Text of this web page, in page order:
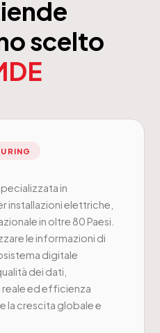
scelto
in
installazioni elettriche,
in oltre 80 Paesi.
le informazioni di
digitale
dei dati,
ed efficienza
la crescita globale e